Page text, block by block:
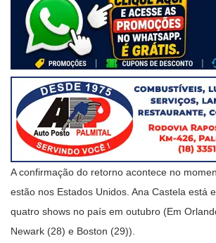
A confirmação do retorno acontece no
estão nos Estados Unidos. Ana Castela está
quatro shows no país em outubro (Em
Newark (28) e Boston (29)).